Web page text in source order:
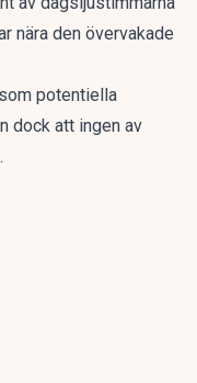
nära den övervakade
potentiella
dock att ingen av